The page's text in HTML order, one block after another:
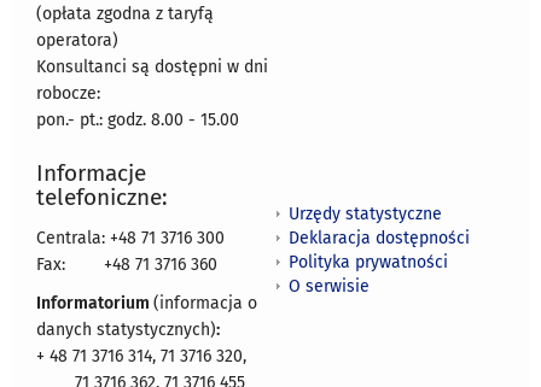
(opłata zgodna z taryfą
operatora)
Konsultanci są dostępni w dni
robocze:
pon.- pt.: godz. 8.00 - 15.00
Informacje
telefoniczne:
Centrala: +48 71 3716 300
Fax:
+48 71 3716 360
Informatorium (informacja o
danych statystycznych):
+ 48 71 3716 314, 71 3716 320,
Urzędy statystyczne
Deklaracja dostępności
Polityka prywatności
O serwisie